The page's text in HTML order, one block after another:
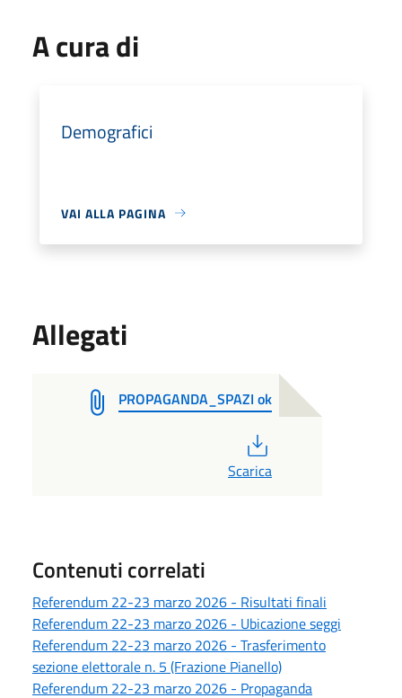
A cura di
Demografici
VAI ALLA PAGINA
Allegati
PROPAGANDA_SPAZI ok
Scarica
Contenuti correlati
Referendum 22-23 marzo 2026 - Risultati finali
Referendum 22-23 marzo 2026 - Ubicazione seggi
Referendum 22-23 marzo 2026 - Trasferimento
sezione elettorale n. 5 (Frazione Pianello)
Referendum 22-23 marzo 2026 - Propaganda